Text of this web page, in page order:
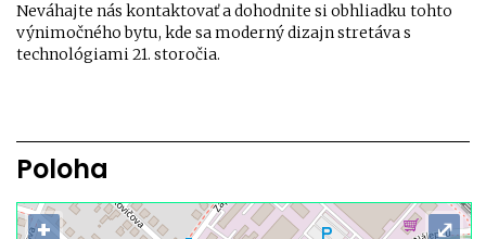
Neváhajte nás kontaktovať a dohodnite si obhliadku tohto
výnimočného bytu, kde sa moderný dizajn stretáva s
technológiami 21. storočia.
Poloha
+
⤢